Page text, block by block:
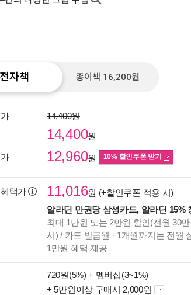
종이책의
입니다.
전자책 종이책 16,200원
14,400원
14,400원
12,960원 10% 할인쿠폰 받기
택가 11,016원 (+할인쿠폰 적용 시)
알라딘 만권당 삼성카드, 알라딘 15%
최대 1만원 또는 2만원 할인(전월 30
시) / 카드 발급월 +1개월까지는 전월
1만원 혜택 제공
720원(5%) + 멤버십(3~1%)
+ 5만원이상 구매시 2,000원